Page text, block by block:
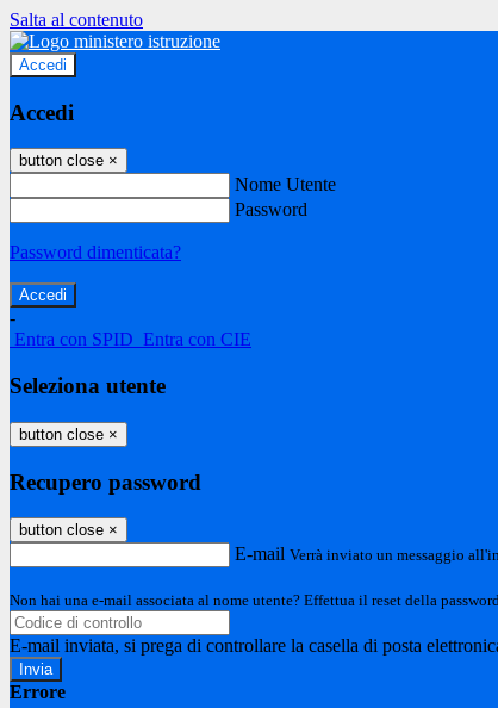
Salta al contenuto
Accedi
Accedi
button close ×
Nome Utente
Password
Password dimenticata?
-
Entra con SPID Entra con CIE
Seleziona utente
button close ×
Recupero password
button close ×
E-mail Verrà inviato un messaggio
Non hai una e-mail associata al nome utente? Effettua il reset della
E-mail inviata, si prega di controllare la casella di posta
Errore